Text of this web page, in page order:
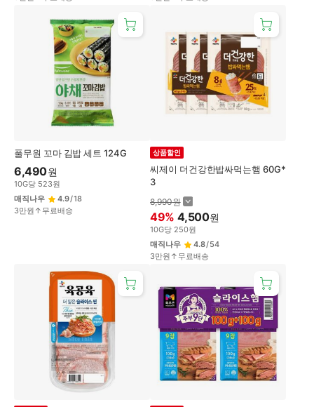
풀무원 꼬마 김밥 세트 124G
6,490원
10G당 523원
매직나우
4.9/18
3만원↑무료배송
씨제이 더건강한밥싸먹는햄 60G*
3
상품할인
8,990원
49% 4,500원
10G당 250원
매직나우
4.8/54
3만원↑무료배송